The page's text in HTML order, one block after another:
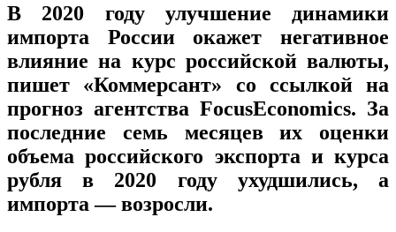
В 2020 году улучшение динамики
импорта России окажет негативное
влияние на курс российской валюты,
пишет «Коммерсант» со ссылкой на
прогноз агентства FocusEconomics. За
последние семь месяцев их оценки
объема российского экспорта и курса
рубля в 2020 году ухудшились, а
импорта — возросли.